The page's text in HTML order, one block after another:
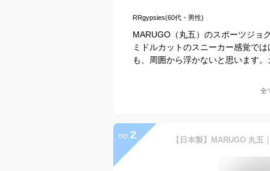
RRgypsies(60代・男性)
MARUGO（丸五）のスポーツジョ
ミドルカットのスニーカー感覚で
も、周囲から浮かないと思います
全
no. 2